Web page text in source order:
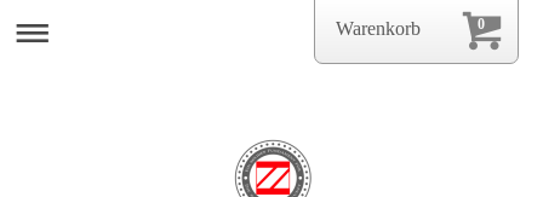
0
Warenkorb